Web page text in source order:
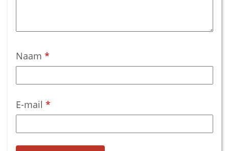
Naam *
E-mail *